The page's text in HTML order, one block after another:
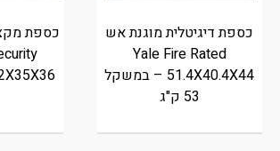
כספת דיגיטלית מוגנת אש
Yale Fire Rated
51.4X40.4X44 – במשקל
53 ק"ג